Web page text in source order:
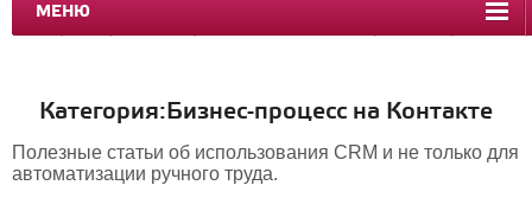
МЕНЮ
CRM CMS КЕЙСЫ
Категория:Бизнес-процесс на Контакте
Полезные статьи об использования CRM и не только для
автоматизации ручного труда.